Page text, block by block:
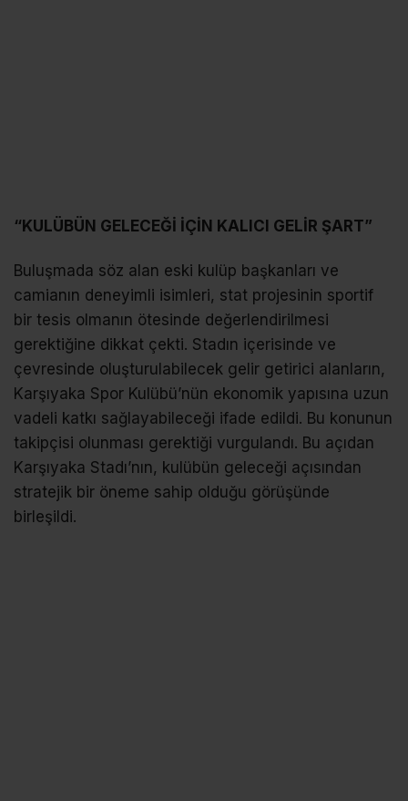
“KULÜBÜN GELECEĞİ İÇİN KALICI GELİR ŞART”
Buluşmada söz alan eski kulüp başkanları ve
camianın deneyimli isimleri, stat projesinin sportif
bir tesis olmanın ötesinde değerlendirilmesi
gerektiğine dikkat çekti. Stadın içerisinde ve
çevresinde oluşturulabilecek gelir getirici alanların,
Karşıyaka Spor Kulübü’nün ekonomik yapısına uzun
vadeli katkı sağlayabileceği ifade edildi. Bu konunun
takipçisi olunması gerektiği vurgulandı. Bu açıdan
Karşıyaka Stadı’nın, kulübün geleceği açısından
stratejik bir öneme sahip olduğu görüşünde
birleşildi.